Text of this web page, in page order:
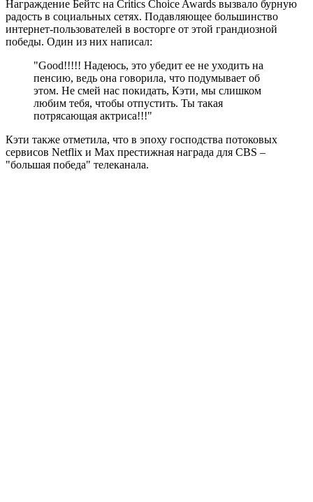
Награждение Бейтс на Critics Choice Awards вызвало бурную
радость в социальных сетях. Подавляющее большинство
интернет-пользователей в восторге от этой грандиозной
победы. Один из них написал:
"Good!!!!! Надеюсь, это убедит ее не уходить на
пенсию, ведь она говорила, что подумывает об
этом. Не смей нас покидать, Кэти, мы слишком
любим тебя, чтобы отпустить. Ты такая
потрясающая актриса!!!"
Кэти также отметила, что в эпоху господства потоковых
сервисов Netflix и Max престижная награда для CBS –
"большая победа" телеканала.